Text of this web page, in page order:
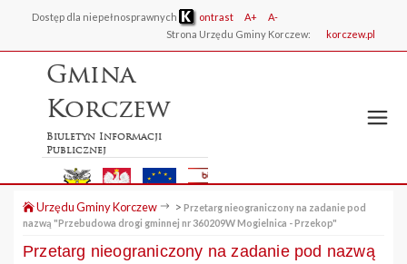
Dostęp dla niepełnosprawnych ontrast A+
A-
Strona Urzędu Gminy Korczew:
korczew.pl
Gmina
Korczew
Biuletyn Informacji
Publicznej
Urzędu Gminy Korczew > Przetarg nieograniczony na zadanie pod
nazwą "Przebudowa drogi gminnej nr 360209W Mogielnica - Przekop"
Przetarg nieograniczony na zadanie pod nazwą